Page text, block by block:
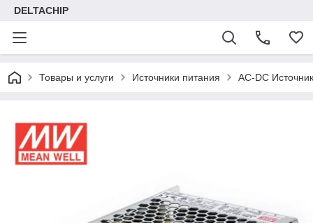
DELTACHIP
Товары и услуги Источники питания AC-DC